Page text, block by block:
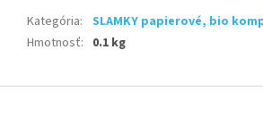
Kategória: SLAMKY papierové, bio
Hmotnosť: 0.1 kg